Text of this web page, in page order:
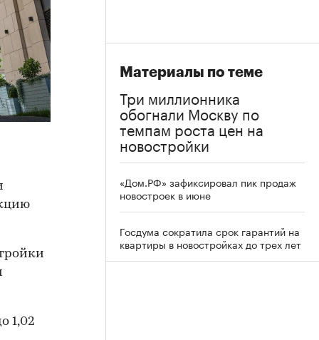
1,02
Материалы по теме
Три миллионника
обогнали Москву по
темпам роста цен на
новостройки
«Дом.РФ» зафиксировал пик продаж
новостроек в июне
Госдума сократила срок гарантий на
квартиры в новостройках до трех лет